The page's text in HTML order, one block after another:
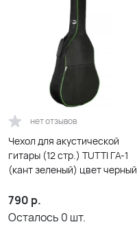
нет отзывов
Чехол для акустической
гитары (12 стр.) TUTTI ГА-1
(кант зеленый) цвет черный
790 р.
Осталось 0 шт.